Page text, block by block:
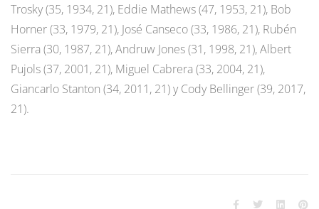
Trosky (35, 1934, 21), Eddie Mathews (47, 1953, 21), Bob
Horner (33, 1979, 21), José Canseco (33, 1986, 21), Rubén
Sierra (30, 1987, 21), Andruw Jones (31, 1998, 21), Albert
Pujols (37, 2001, 21), Miguel Cabrera (33, 2004, 21),
Giancarlo Stanton (34, 2011, 21) y Cody Bellinger (39, 2017,
21).